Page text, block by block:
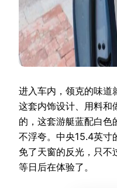
进入车内，领克的味道
这套内饰设计、用料和
的，这套游艇蓝配白色
不浮夸。中央15.4英寸
免了天窗的反光，只不
等日后在体验了。